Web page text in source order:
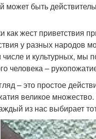
может быть
жест приветствия
у разных народов
и культурных, мы
человека –
– это простое
великое
из нас выбирает